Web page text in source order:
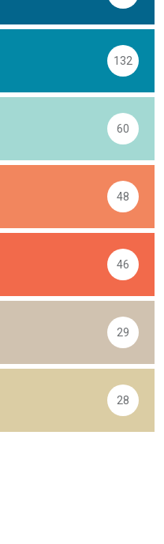
132
60
48
46
29
28